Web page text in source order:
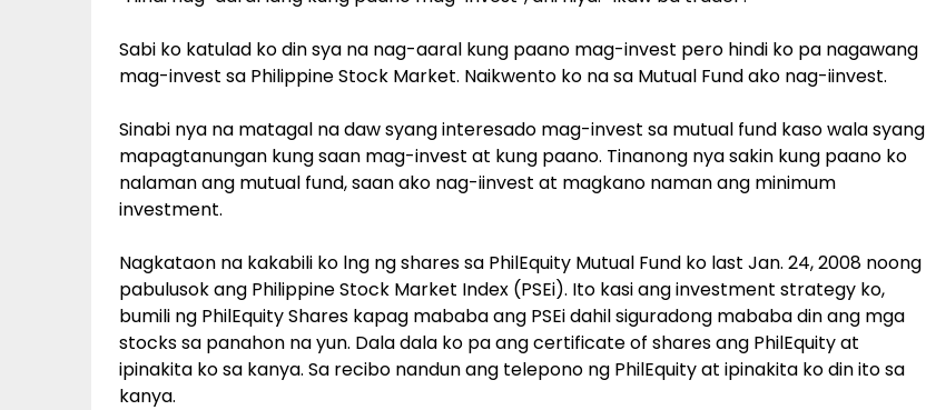
Sabi ko katulad ko din sya na nag-aaral kung paano mag-invest pero hindi ko pa nagawang
mag-invest sa Philippine Stock Market. Naikwento ko na sa Mutual Fund ako nag-iinvest.
Sinabi nya na matagal na daw syang interesado mag-invest sa mutual fund kaso wala syang
mapagtanungan kung saan mag-invest at kung paano. Tinanong nya sakin kung paano ko
nalaman ang mutual fund, saan ako nag-iinvest at magkano naman ang minimum
investment.
Nagkataon na kakabili ko lng ng shares sa PhilEquity Mutual Fund ko last Jan. 24, 2008 noong
pabulusok ang Philippine Stock Market Index (PSEi). Ito kasi ang investment strategy ko,
bumili ng PhilEquity Shares kapag mababa ang PSEi dahil siguradong mababa din ang mga
stocks sa panahon na yun. Dala dala ko pa ang certificate of shares ang PhilEquity at
ipinakita ko sa kanya. Sa recibo nandun ang telepono ng PhilEquity at ipinakita ko din ito sa
kanya.